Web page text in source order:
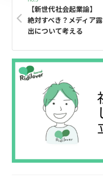
【新世代社会起業論】
絶対すべき？メディア露
出について考える